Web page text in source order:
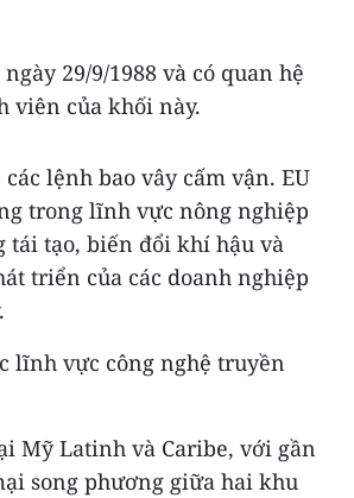
29/9/1988 và có quan hệ
viên của khối này.
lệnh bao vây cấm vận. EU
trong lĩnh vực nông nghiệp
tạo, biến đổi khí hậu và
triển của các doanh nghiệp
lĩnh vực công nghệ truyền
Mỹ Latinh và Caribe, với gần
song phương giữa hai khu